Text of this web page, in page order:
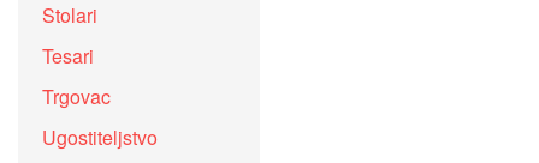
Stolari
Tesari
Trgovac
Ugostiteljstvo